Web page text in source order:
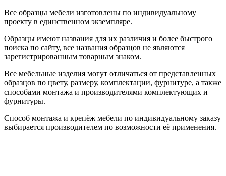
Все образцы мебели изготовлены по индивидуальному
проекту в единственном экземпляре.
Образцы имеют названия для их различия и более быстрого
поиска по сайту, все названия образцов не являются
зарегистрированным товарным знаком.
Все мебельные изделия могут отличаться от представленных
образцов по цвету, размеру, комплектации, фурнитуре, а также
способами монтажа и производителями комплектующих и
фурнитуры.
Способ монтажа и крепёж мебели по индивидуальному заказу
выбирается производителем по возможности её применения.